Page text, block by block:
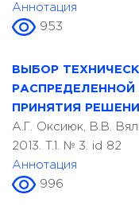
Аннотация
953
ВЫБОР
ПРИНЯТИЯ
А.Г. Оксиюк, В.В.
2013. T.1. № 3. id 82
Аннотация
996